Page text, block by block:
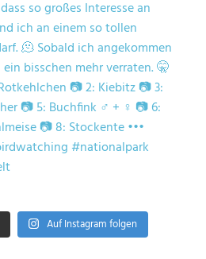
Auf Instagram folgen